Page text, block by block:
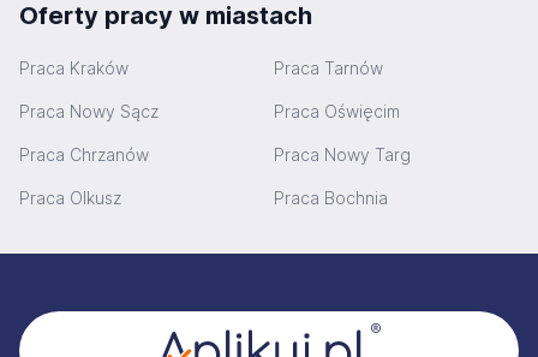
Oferty pracy w miastach
Praca Kraków Praca Tarnów
Praca Nowy Sącz Praca Oświęcim
Praca Chrzanów Praca Nowy Targ
Praca Olkusz Praca Bochnia